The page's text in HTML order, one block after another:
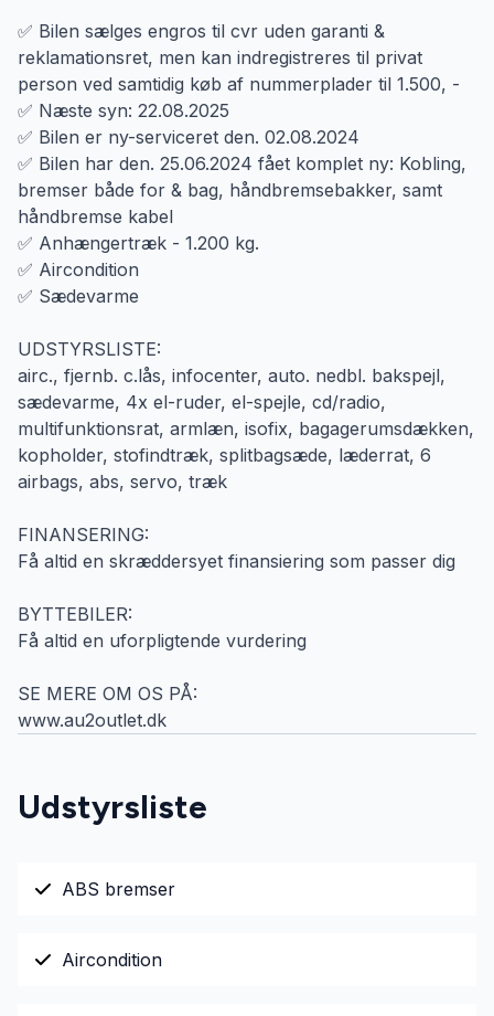
✅ Bilen sælges engros til cvr uden garanti &
reklamationsret, men kan indregistreres til privat
person ved samtidig køb af nummerplader til 1.500, -
✅ Næste syn: 22.08.2025
✅ Bilen er ny-serviceret den. 02.08.2024
✅ Bilen har den. 25.06.2024 fået komplet ny: Kobling,
bremser både for & bag, håndbremsebakker, samt
håndbremse kabel
✅ Anhængertræk - 1.200 kg.
✅ Aircondition
✅ Sædevarme
UDSTYRSLISTE:
airc., fjernb. c.lås, infocenter, auto. nedbl. bakspejl,
sædevarme, 4x el-ruder, el-spejle, cd/radio,
multifunktionsrat, armlæn, isofix, bagagerumsdækken,
kopholder, stofindtræk, splitbagsæde, læderrat, 6
airbags, abs, servo, træk
FINANSERING:
Få altid en skræddersyet finansiering som passer dig
BYTTEBILER:
Få altid en uforpligtende vurdering
SE MERE OM OS PÅ:
www.au2outlet.dk
Udstyrsliste
ABS bremser
Aircondition